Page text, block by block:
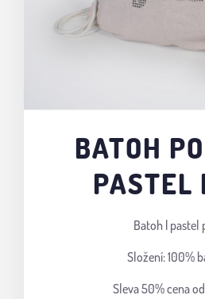
BATOH
PASTEL
Batoh | pastel
Složení: 100%
Sleva 50%cena